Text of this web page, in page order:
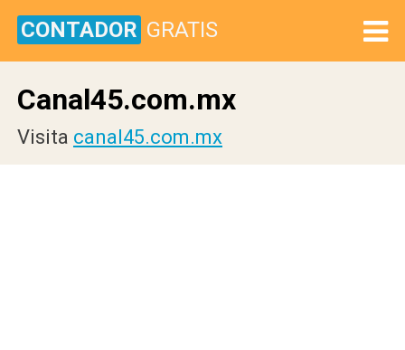
CONTADOR GRATIS
Canal45.com.mx
Visita canal45.com.mx